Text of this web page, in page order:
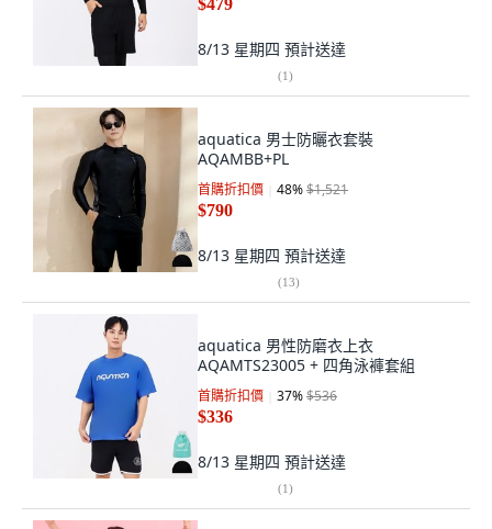
$479
8/13 星期四 預計送達
(1)
aquatica 男士防曬衣套裝
AQAMBB+PL
首購折扣價 48%$1,521
$790
8/13 星期四 預計送達
(13)
aquatica 男性防磨衣上衣
AQAMTS23005 + 四角泳褲套組
首購折扣價 37%$536
$336
8/13 星期四 預計送達
(1)